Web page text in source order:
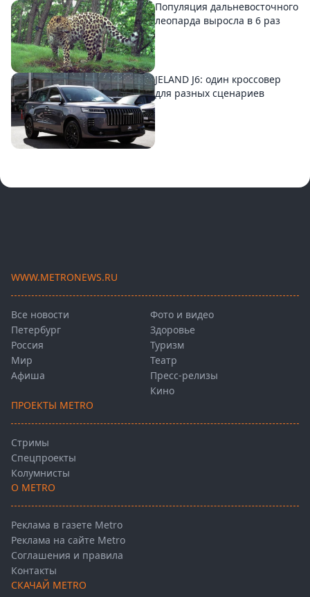
Популяция дальневосточного
леопарда выросла в 6 раз
JELAND J6: один кроссовер
для разных сценариев
WWW.METRONEWS.RU
Все новости
Петербург
Россия
Мир
Афиша
Фото и видео
Здоровье
Туризм
Театр
Пресс-релизы
Кино
ПРОЕКТЫ METRO
Стримы
Спецпроекты
Колумнисты
О METRO
Реклама в газете Metro
Реклама на сайте Metro
Соглашения и правила
Контакты
СКАЧАЙ METRO